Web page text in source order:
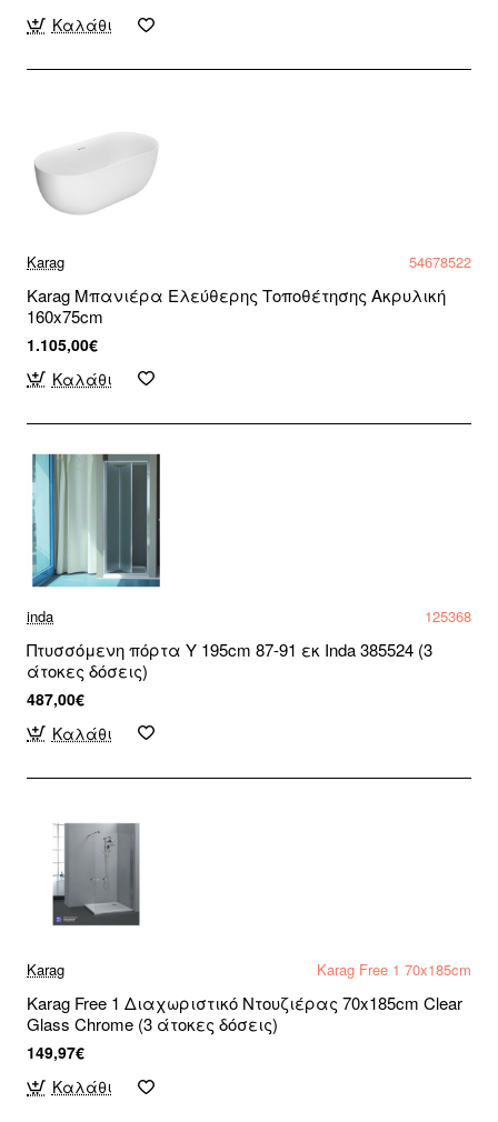
Καλάθι
Karag 54678522
Karag Μπανιέρα Ελεύθερης Τοποθέτησης Ακρυλική
160x75cm
1.105,00€
Καλάθι
inda 125368
Πτυσσόμενη πόρτα Υ 195cm 87-91 εκ Inda 385524 (3
άτοκες δόσεις)
487,00€
Καλάθι
Karag Karag Free 1 70x185cm
Karag Free 1 Διαχωριστικό Ντουζιέρας 70x185cm Clear
Glass Chrome (3 άτοκες δόσεις)
149,97€
Καλάθι